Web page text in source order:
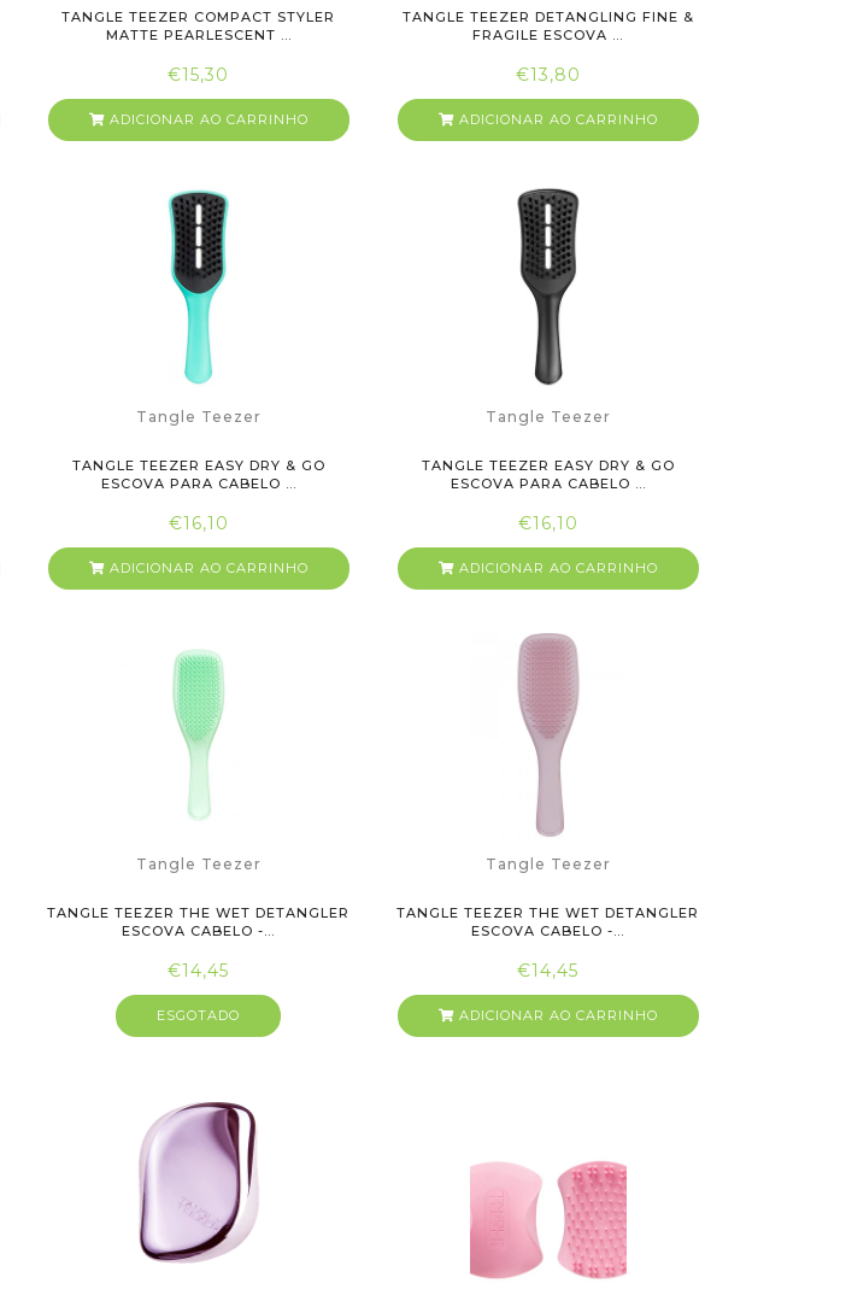
TANGLE TEEZER COMPACT STYLER
MATTE PEARLESCENT ...
€15,30
ADICIONAR AO CARRINHO
TANGLE TEEZER DETANGLING FINE &
FRAGILE ESCOVA ...
€13,80
ADICIONAR AO CARRINHO
Tangle Teezer
TANGLE TEEZER EASY DRY & GO
ESCOVA PARA CABELO ...
€16,10
ADICIONAR AO CARRINHO
Tangle Teezer
TANGLE TEEZER EASY DRY & GO
ESCOVA PARA CABELO ...
€16,10
ADICIONAR AO CARRINHO
Tangle Teezer
TANGLE TEEZER THE WET DETANGLER
ESCOVA CABELO -...
€14,45
ESGOTADO
Tangle Teezer
TANGLE TEEZER THE WET DETANGLER
ESCOVA CABELO -...
€14,45
ADICIONAR AO CARRINHO